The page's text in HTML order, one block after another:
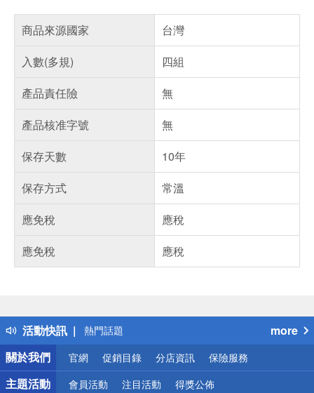
商品來源國家
台灣
入數(多規)
四組
產品責任險
無
產品核准字號
無
保存天數
10年
保存方式
常溫
應免稅
應稅
應免稅
應稅
活動快訊
得獎公告
熱門話題
銀行優惠
偏遠地區配送
詐騙網頁！請小心！
more
關於我們
官網 促銷目錄 分店資訊 保險服務
主題活動 會員活動 注目活動 得獎公佈